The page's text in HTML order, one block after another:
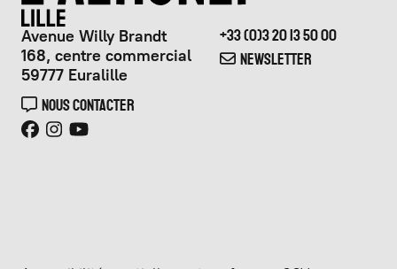
Avenue Willy Brandt
168, centre commercial
59777 Euralille
NOUS CONTACTER
+33 (0)3 20 13 50 00
NEWSLETTER